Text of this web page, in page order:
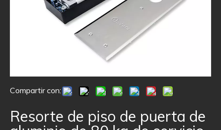
Compartir con:
Resorte de piso de puerta de